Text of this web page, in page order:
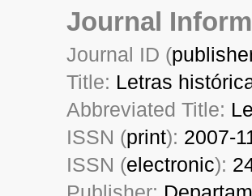
Journal
Journal ID (
Title: Letras
Abbreviated Title:
ISSN (print): 2007-
ISSN (electronic):